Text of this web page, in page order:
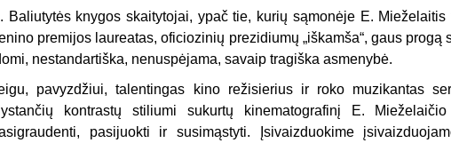
Baliutytės knygos skaitytojai, ypač tie, kurių sąmonėje E.
premijos laureatas, oficiozinių prezidiumų „iškamša“, gaus
nestandartiška, nenuspėjama, savaip tragiška asmenybė.
pavyzdžiui, talentingas kino režisierius ir roko muzikantas
kontrastų stiliumi sukurtų kinematografinį E.
pasijuokti ir susimąstyti. Įsivaizduokime